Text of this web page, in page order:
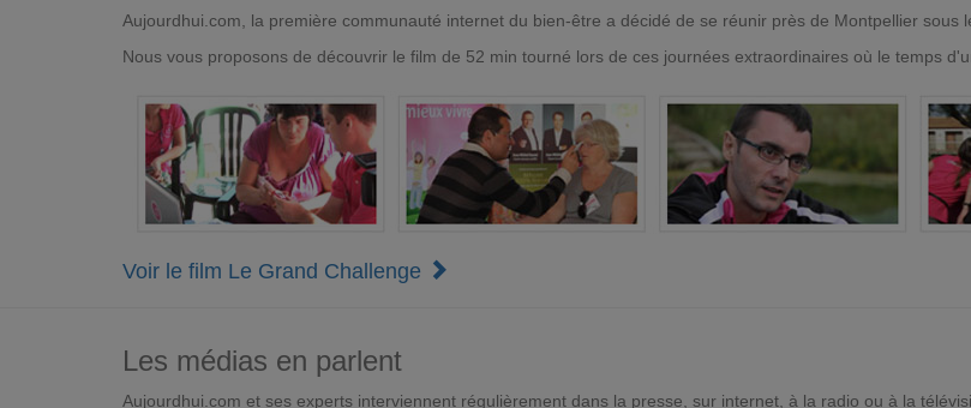
Aujourdhui.com, la première communauté internet du bien-être a décidé de se réunir près de Montpellier sous
Nous vous proposons de découvrir le film de 52 min tourné lors de ces journées extraordinaires où le temps
Voir le film Le Grand Challenge
Les médias en parlent
Aujourdhui.com et ses experts interviennent régulièrement dans la presse, sur internet, à la radio ou à la